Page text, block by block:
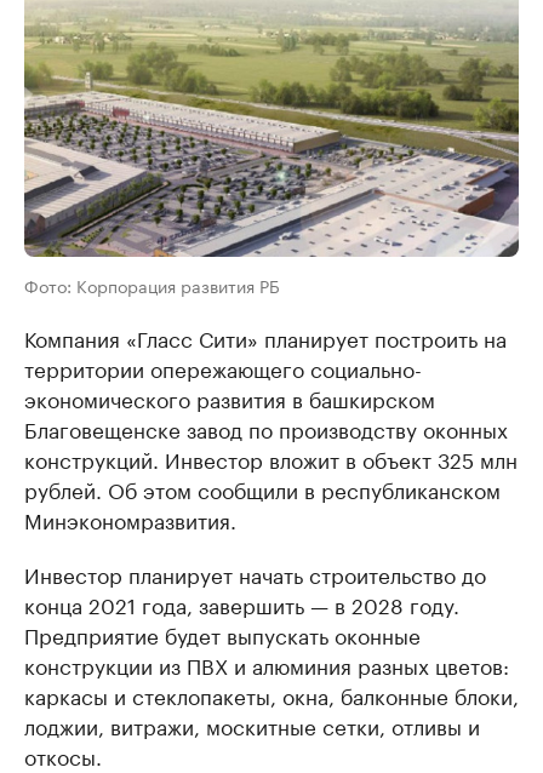
Фото: Корпорация развития РБ
Компания «Гласс Сити» планирует построить на
территории опережающего социально-
экономического развития в башкирском
Благовещенске завод по производству оконных
конструкций. Инвестор вложит в объект 325 млн
рублей. Об этом сообщили в республиканском
Минэкономразвития.
Инвестор планирует начать строительство до
конца 2021 года, завершить — в 2028 году.
Предприятие будет выпускать оконные
конструкции из ПВХ и алюминия разных цветов:
каркасы и стеклопакеты, окна, балконные блоки,
лоджии, витражи, москитные сетки, отливы и
откосы.